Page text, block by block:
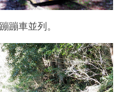
蹦車並列。